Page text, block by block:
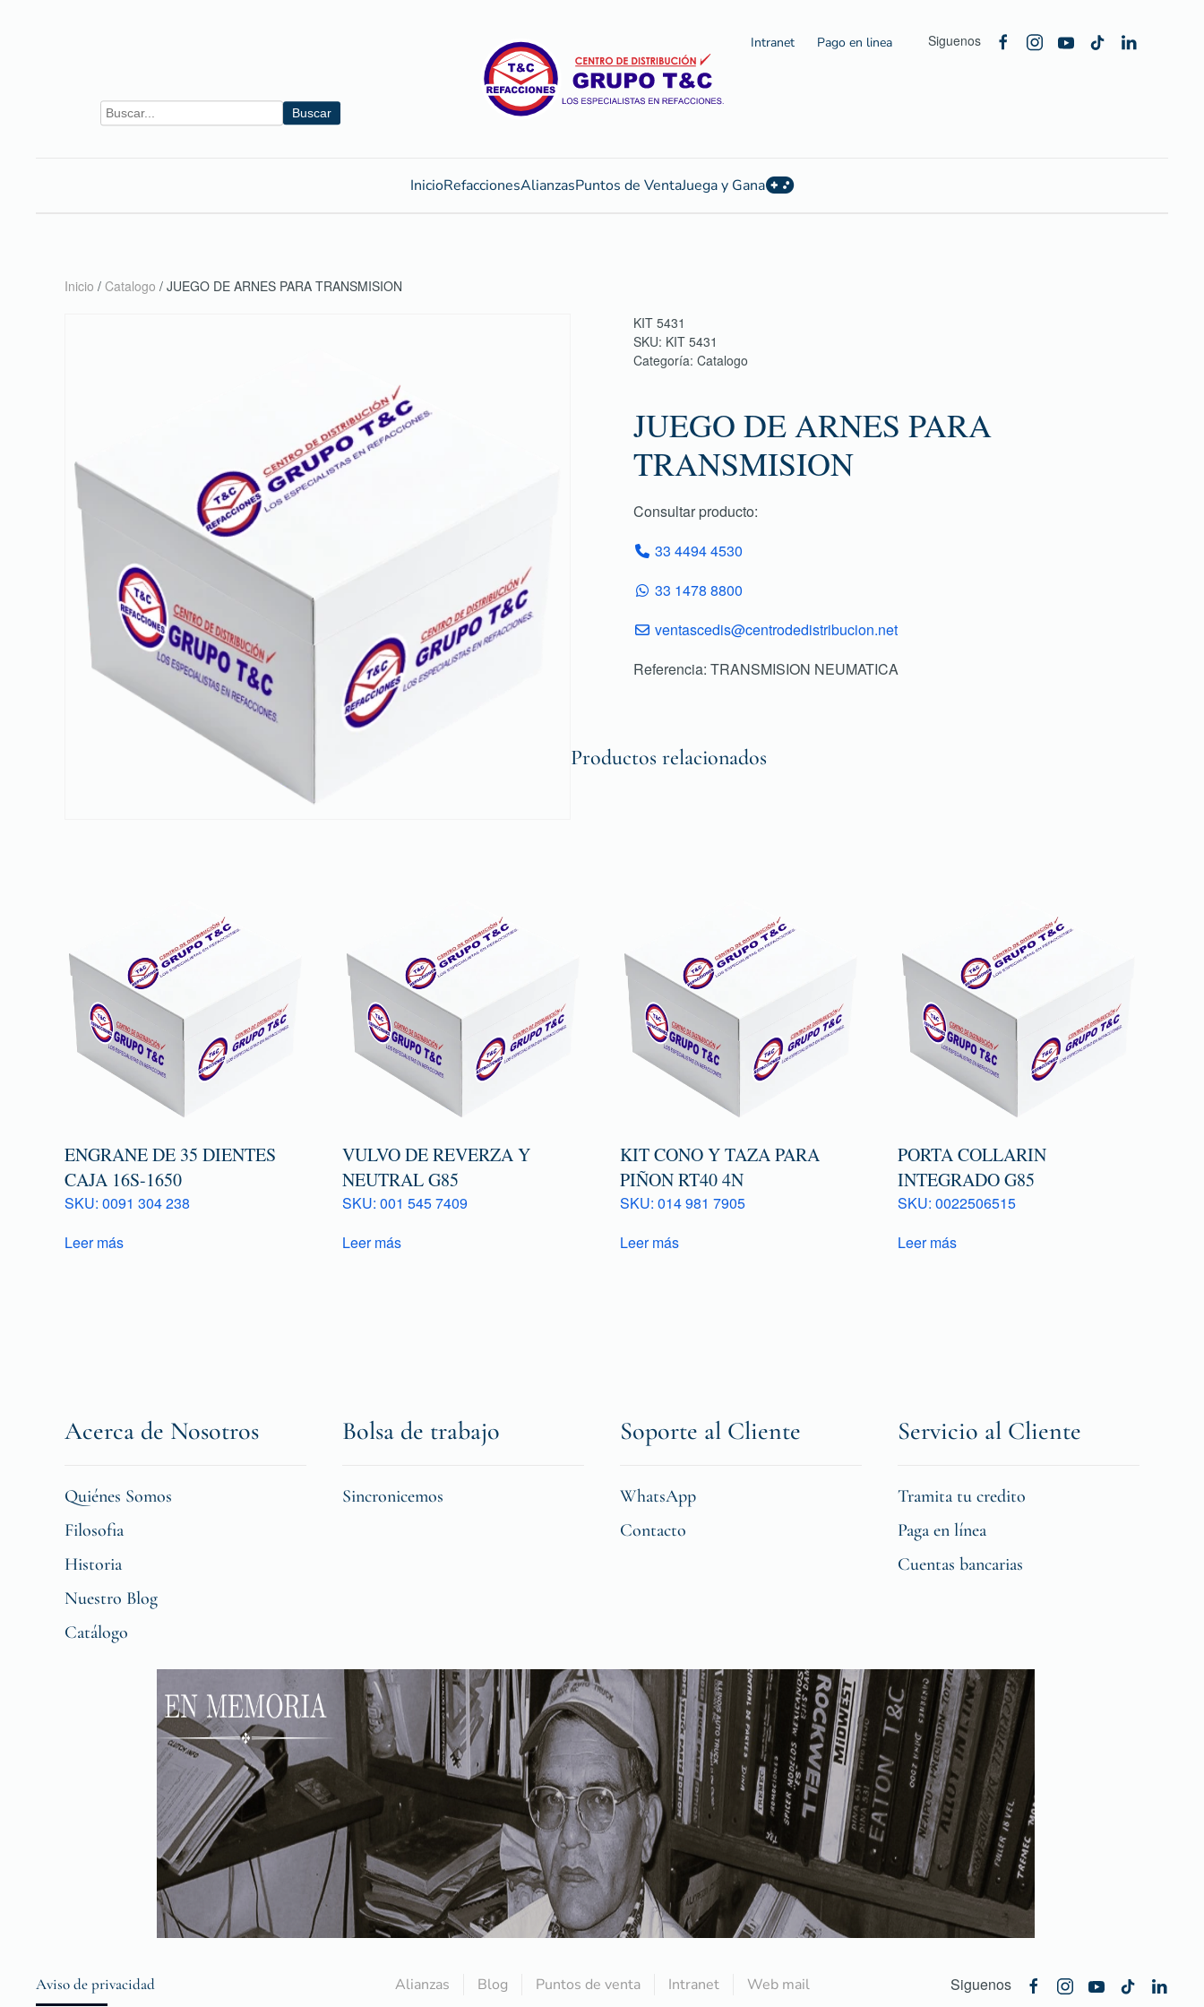
Buscar
Intranet Pago en linea Siguenos
InicioRefaccionesAlianzasPuntos de VentaJuega y Gana
Inicio / Catalogo / JUEGO DE ARNES PARA TRANSMISION
KIT 5431
SKU: KIT 5431
Categoría: Catalogo
JUEGO DE ARNES PARA
TRANSMISION
Consultar producto:
33 4494 4530
33 1478 8800
ventascedis@centrodedistribucion.net
Referencia: TRANSMISION NEUMATICA
Productos relacionados
ENGRANE DE 35 DIENTES
CAJA 16S-1650
SKU: 0091 304 238
Leer más
VULVO DE REVERZA Y
NEUTRAL G85
SKU: 001 545 7409
Leer más
KIT CONO Y TAZA PARA
PIÑON RT40 4N
SKU: 014 981 7905
Leer más
PORTA COLLARIN
INTEGRADO G85
SKU: 0022506515
Leer más
Acerca de Nosotros
Quiénes Somos
Filosofia
Historia
Nuestro Blog
Catálogo
Bolsa de trabajo
Sincronicemos
Soporte al Cliente
WhatsApp
Contacto
Servicio al Cliente
Tramita tu credito
Paga en línea
Cuentas bancarias
Aviso de privacidad Alianzas Blog Puntos de venta Intranet Web mail Siguenos